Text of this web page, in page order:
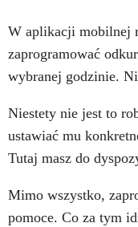
W aplikacji mobilnej
zaprogramować
wybranej godzinie.
Niestety nie jest to
ustawiać mu
Tutaj masz do
Mimo wszystko,
pomoce. Co za tym